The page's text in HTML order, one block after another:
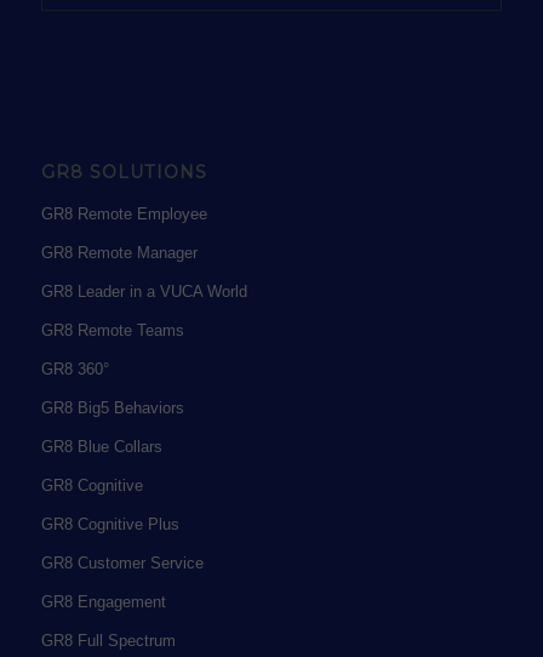
GR8 SOLUTIONS
GR8 Remote Employee
GR8 Remote Manager
GR8 Leader in a VUCA World
GR8 Remote Teams
GR8 360°
GR8 Big5 Behaviors
GR8 Blue Collars
GR8 Cognitive
GR8 Cognitive Plus
GR8 Customer Service
GR8 Engagement
GR8 Full Spectrum